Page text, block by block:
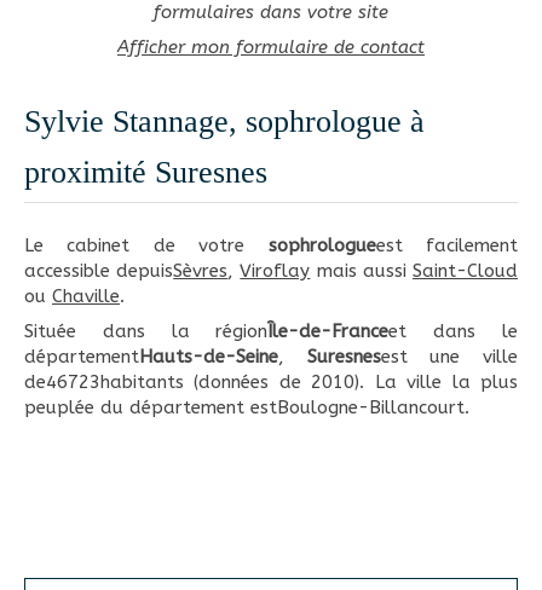
formulaires dans votre site
Afficher mon formulaire de contact
Sylvie Stannage, sophrologue à
proximité Suresnes
Le cabinet de votre sophrologueest facilement
accessible depuisSèvres,Viroflay mais aussiSaint-Cloud
ou Chaville.
Située dans la régionÎle-de-Franceet dans le
départementHauts-de-Seine, Suresnesest une ville
de46723habitants (données de 2010). La ville la plus
peuplée du département estBoulogne-Billancourt.